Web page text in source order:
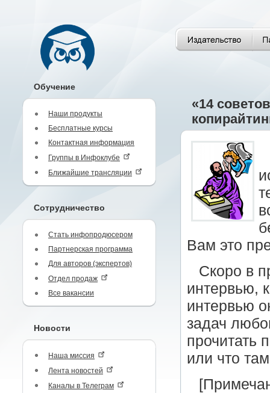
Обучение
Наши продукты
Бесплатные курсы
Контактная информация
Группы в Инфоклубе
Ближайшие трансляции
Сотрудничество
Стать инфопродюсером
Партнерская программа
Для авторов (экспертов)
Отдел продаж
Все вакансии
Новости
Наша миссия
Лента новостей
Каналы в Телеграм
«14
Вам это
Скоро в
интервью,
интервью
задач
прочитать
или что